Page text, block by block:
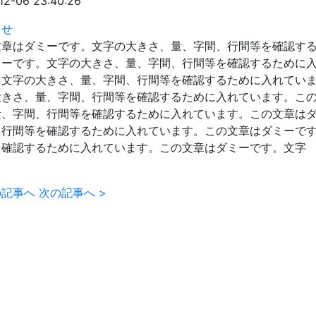
はダミーです。文字の大きさ、量、字間、行間等を確認す
です。文字の大きさ、量、字間、行間等を確認するために
字の大きさ、量、字間、行間等を確認するために入れてい
さ、量、字間、行間等を確認するために入れています。こ
字間、行間等を確認するために入れています。この文章は
間等を確認するために入れています。この文章はダミーで
認するために入れています。この文章はダミーです。文字
事へ 次の記事へ >